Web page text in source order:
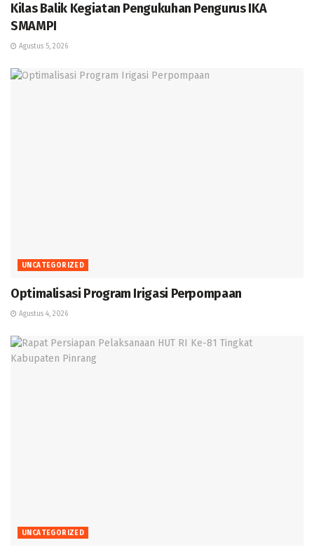
Kilas Balik Kegiatan Pengukuhan Pengurus IKA
SMAMPI
Agustus 5, 2026
UNCATEGORIZED
Optimalisasi Program Irigasi Perpompaan
Agustus 4, 2026
UNCATEGORIZED